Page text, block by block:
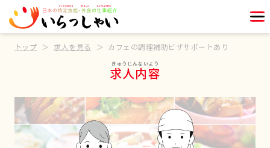
トップ 求人を見る カフェの調理補助ビザサポートあり
求人内容